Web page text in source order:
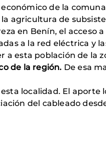
de la
agricultura de
en Benín, el acceso
a la red eléctrica y
a esta población de la
de la región. De esa
localidad. El aporte
del cableado